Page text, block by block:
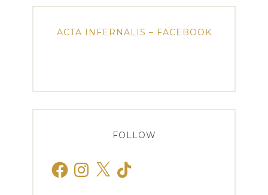
ACTA INFERNALIS – FACEBOOK
FOLLOW
FacebookInstagram
X TikTok